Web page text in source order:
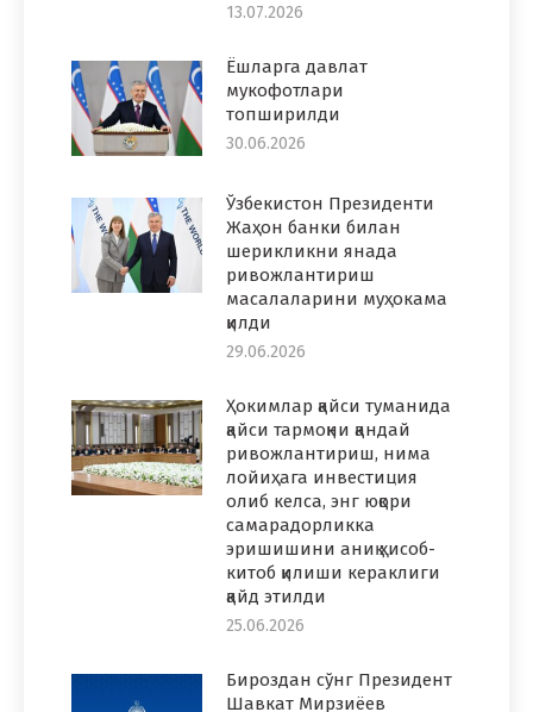
13.07.2026
Ёшларга давлат
мукофотлари
топширилди
30.06.2026
Ўзбекистон Президенти
Жаҳон банки билан
шерикликни янада
ривожлантириш
масалаларини муҳокама
қилди
29.06.2026
Ҳокимлар қайси туманида
қайси тармоқни қандай
ривожлантириш, нима
лойиҳага инвестиция
олиб келса, энг юқори
самарадорликка
эришишини аниқ ҳисоб-
китоб қилиши кераклиги
қайд этилди
25.06.2026
Бироздан сўнг Президент
Шавкат Мирзиёев